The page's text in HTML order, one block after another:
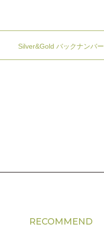
Silver&Gold バックナンバー
RECOMMEND